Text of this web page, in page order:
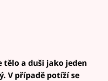
tělo a duši jako jeden
V případě potíží se